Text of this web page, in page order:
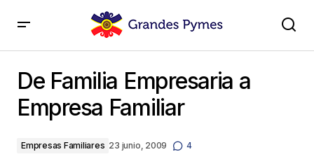
De Familia Empresaria a
Empresa Familiar
Empresas Familiares 23 junio, 2009 4